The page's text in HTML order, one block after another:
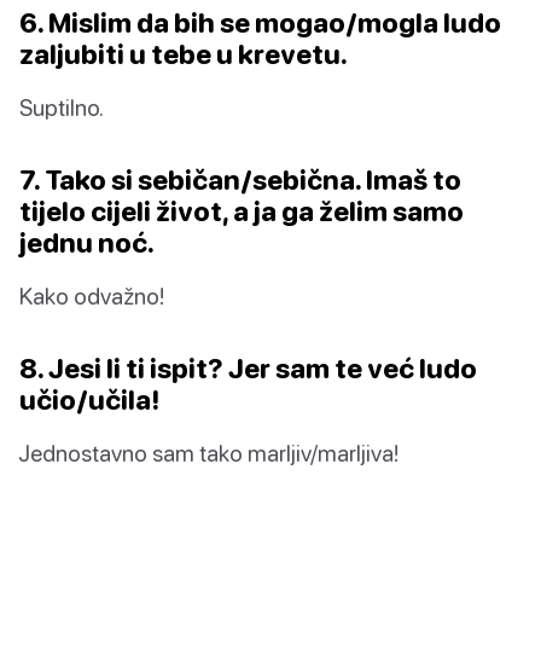
6. Mislim da bih se mogao/mogla ludo
zaljubiti u tebe u krevetu.
Suptilno.
7. Tako si sebičan/sebična. Imaš to
tijelo cijeli život, a ja ga želim samo
jednu noć.
Kako odvažno!
8. Jesi li ti ispit? Jer sam te već ludo
učio/učila!
Jednostavno sam tako marljiv/marljiva!